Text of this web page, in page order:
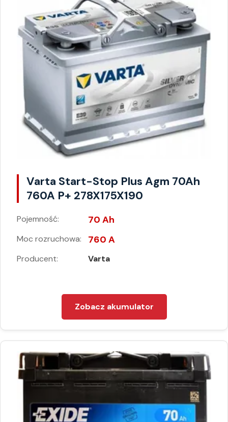
Varta Start-Stop Plus Agm 70Ah
760A P+ 278X175X190
Pojemność: 70 Ah
Moc rozruchowa: 760 A
Producent: Varta
Zobacz akumulator